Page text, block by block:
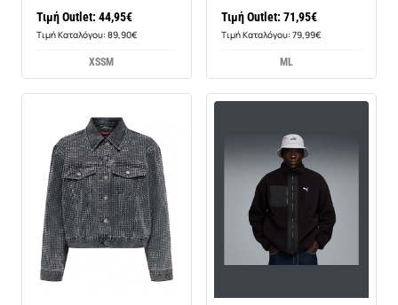
Τιμή Outlet: 44,95€
Τιμή Καταλόγου: 89,90€
XSSM
Τιμή Outlet: 71,95€
Τιμή Καταλόγου: 79,99€
M L